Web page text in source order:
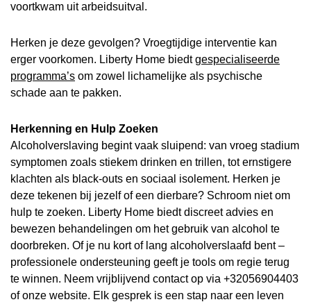
voortkwam uit arbeidsuitval.
Herken je deze gevolgen? Vroegtijdige interventie kan
erger voorkomen. Liberty Home biedtgespecialiseerde
programma’s om zowel lichamelijke als psychische
schade aan te pakken.
Herkenning en Hulp Zoeken
Alcoholverslaving begint vaak sluipend: van vroeg stadium
symptomen zoals stiekem drinken en trillen, tot ernstigere
klachten als black-outs en sociaal isolement. Herken je
deze tekenen bij jezelf of een dierbare? Schroom niet om
hulp te zoeken. Liberty Home biedt discreet advies en
bewezen behandelingen om het gebruik van alcohol te
doorbreken. Of je nu kort of lang alcoholverslaafd bent –
professionele ondersteuning geeft je tools om regie terug
te winnen. Neem vrijblijvend contact op via +32056904403
of onze website. Elk gesprek is een stap naar een leven